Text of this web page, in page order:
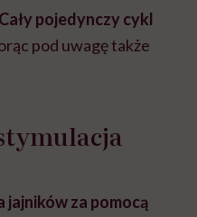
Cały pojedynczy cykl
pod uwagę także
jajników za pomocą